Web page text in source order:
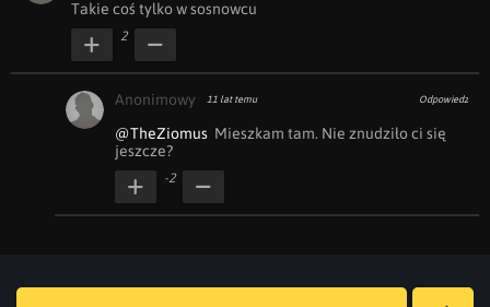
Takie coś tylko w sosnowcu
2
Anonimowy 11 lat temu Odpowiedz
@TheZiomus
  Mieszkam tam. Nie znudziło ci się
jeszcze?
-2